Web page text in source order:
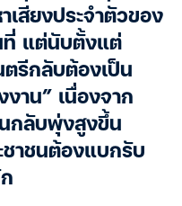
สียงประจำตัวของ
ที่ แต่นับตั้งแต่
รีกลับต้องเป็น
าน” เนื่องจาก
นกลับพุ่งสูงขึ้น
ชาชนต้องแบกรับ